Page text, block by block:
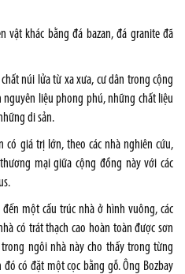
vật khác bằng đá bazan, đá granite đã
núi lửa từ xa xưa, cư dân trong cộng
liệu phong phú, những chất liệu
di sản.
có giá trị lớn, theo các nhà nghiên cứu,
mại giữa cộng đồng này với các
.
một cấu trúc nhà ở hình vuông, các
có trát thạch cao hoàn toàn được sơn
ngôi nhà này cho thấy trong từng
có đặt một cọc bằng gỗ. Ông Bozbay